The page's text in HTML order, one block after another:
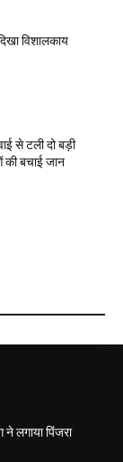
विशालकाय
से टली दो बड़ी
की बचाई जान
लगाया पिंजरा